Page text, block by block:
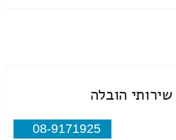
הובלה
08-9171925